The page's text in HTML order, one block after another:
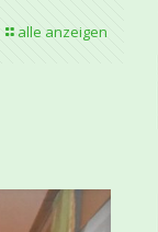
alle anzeigen